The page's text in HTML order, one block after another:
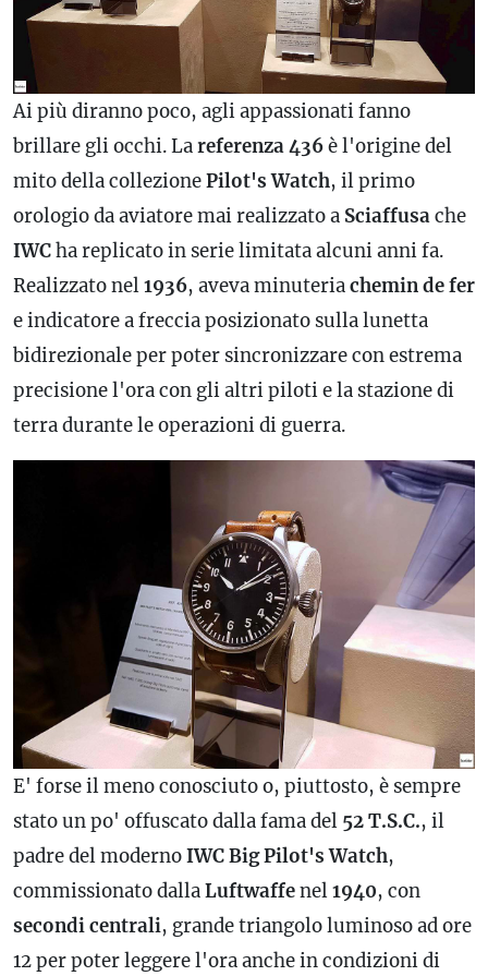
Ai più diranno poco, agli appassionati fanno
brillare gli occhi. Lareferenza436è l'origine del
mito della collezionePilot's Watch, il primo
orologio da aviatore mai realizzato a Sciaffusache
IWCha replicato in serie limitata alcuni anni fa.
Realizzato nel1936, aveva minuteriachemindefer
e indicatore a freccia posizionato sulla lunetta
bidirezionale per poter sincronizzare con estrema
precisione l'ora con gli altri piloti e la stazione di
terra durante le operazioni di guerra.
E' forse il meno conosciuto o, piuttosto, è sempre
stato un po' offuscato dalla fama del 52T.S.C., il
padre del modernoIWC Big Pilot's Watch,
commissionato dallaLuftwaffenel1940, con
secondicentrali, grande triangolo luminoso ad ore
12 per poter leggere l'ora anche in condizioni di